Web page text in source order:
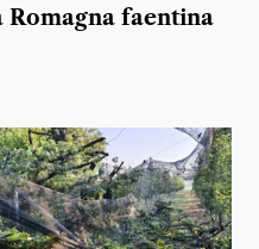
Romagna faentina